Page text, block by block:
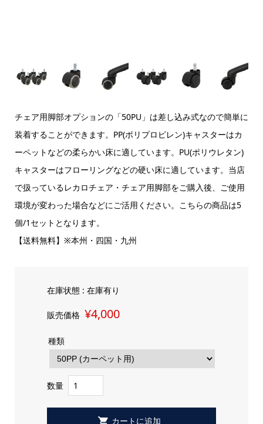
チェア用脚部オプションの「50PU」は差し込み式なので簡単に
装着することができます。PP(ポリプロピレン)キャスターはカ
ーペットなどの柔らかい床に適しています。PU(ポリウレタン)
キャスターはフローリングなどの硬い床に適しています。当店
で扱っているレカロチェア・チェア用脚部をご購入後、ご使用
環境が変わった場合などにご活用ください。こちらの商品は5
個/1セットとなります。
【送料無料】※本州・四国・九州
在庫状態 : 在庫有り
販売価格 ¥4,000
種類
数量